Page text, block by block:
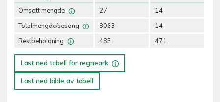
Omsatt mengde
Totalmengde/sesong
Restbeholdning
27
8063
485
14
14
471
Last ned tabell for regneark
Last ned bilde av tabell